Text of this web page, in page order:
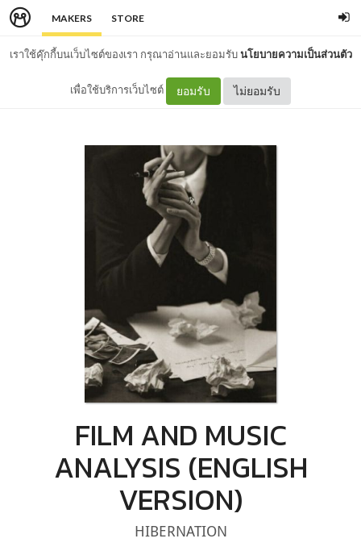
MAKERS STORE
เราใช้คุ๊กกี้บนเว็บไซต์ของเรา กรุณาอ่านและยอมรับนโยบายความเป็นส่วนตัว
เพื่อใช้บริการเว็บไซต์ ยอมรับ ไม่ยอมรับ
FILM AND MUSIC
ANALYSIS (ENGLISH
VERSION)
HIBERNATION